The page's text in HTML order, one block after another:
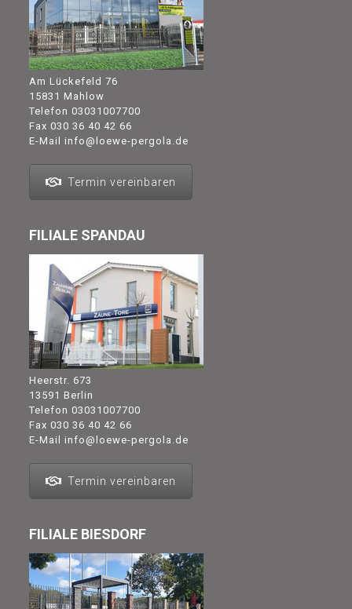
Am Lückefeld 76
15831 Mahlow
Telefon 03031007700
Fax 030 36 40 42 66
E-Mail info@loewe-pergola.de
Termin vereinbaren
FILIALE SPANDAU
Heerstr. 673
13591 Berlin
Telefon 03031007700
Fax 030 36 40 42 66
E-Mail info@loewe-pergola.de
Termin vereinbaren
FILIALE BIESDORF